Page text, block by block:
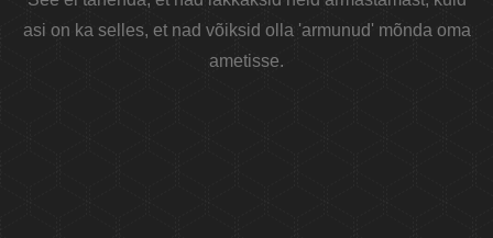
asi on ka selles, et nad võiksid olla 'armunud' mõnda oma
ametisse.